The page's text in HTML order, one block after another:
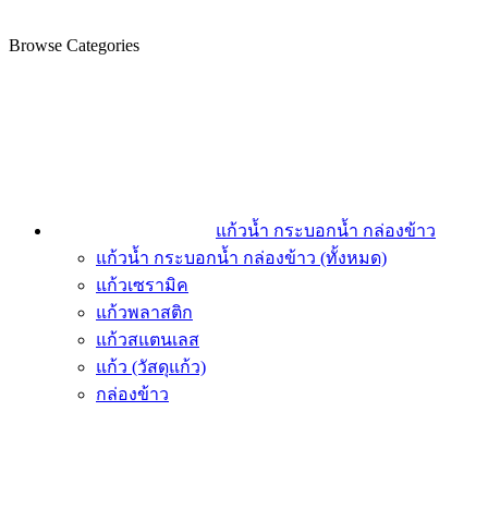
Browse Categories
แก้วน้ำ กระบอกน้ำ กล่องข้าว
แก้วน้ำ กระบอกน้ำ กล่องข้าว (ทั้งหมด)
แก้วเซรามิค
แก้วพลาสติก
แก้วสแตนเลส
แก้ว (วัสดุแก้ว)
กล่องข้าว